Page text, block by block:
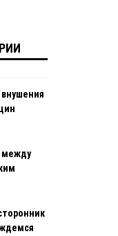
между